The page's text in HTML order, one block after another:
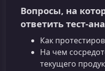
Вопросы, на
ответить тест-
Как
На чем
текущего